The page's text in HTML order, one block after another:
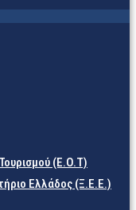
(Ε.Ο.Τ)
Ελλάδος (Ξ.Ε.Ε.)